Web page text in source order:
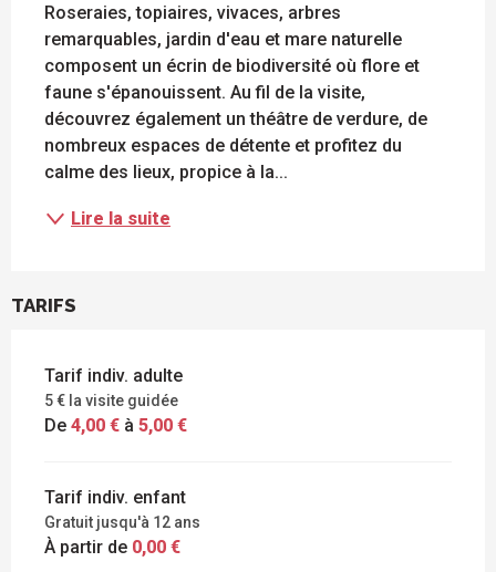
Roseraies, topiaires, vivaces, arbres
remarquables, jardin d'eau et mare naturelle
composent un écrin de biodiversité où flore et
faune s'épanouissent. Au fil de la visite,
découvrez également un théâtre de verdure, de
nombreux espaces de détente et profitez du
calme des lieux, propice à la...
Lire la suite
TARIFS
Tarif indiv. adulte
5 € la visite guidée
De 4,00 € à 5,00 €
Tarif indiv. enfant
Gratuit jusqu'à 12 ans
À partir de 0,00 €